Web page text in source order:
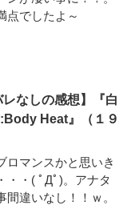
点でしたよ～
レなしの感想】『白
Heat』（１９
ロマンスかと思いき
・・( ﾟДﾟ)。アナタ
間違いなし！！ｗ。